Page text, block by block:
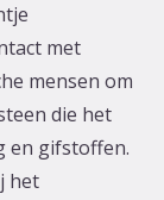
met
mensen om
die het
en gifstoffen.
het